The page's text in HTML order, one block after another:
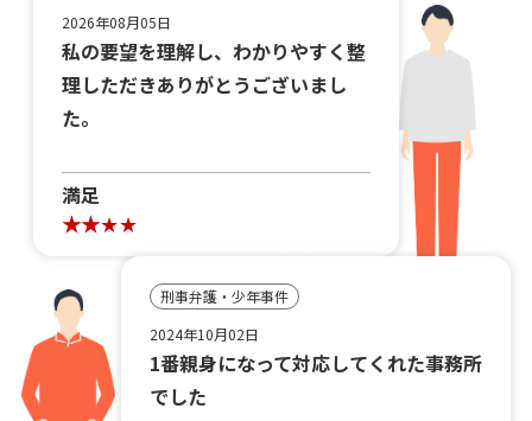
2026年08月05日
私の要望を理解し、わかりやすく整
理しただきありがとうございまし
た。
満足
刑事弁護・少年事件
2024年10月02日
1番親身になって対応してくれた事務所
でした